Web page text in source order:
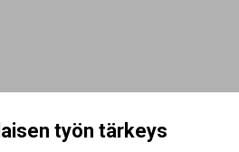
työn tärkeys